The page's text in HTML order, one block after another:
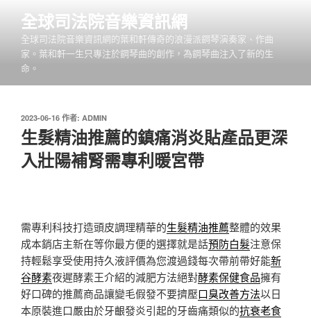
全球司法院音樂資訊網
全球司法院音樂資訊網的葉和軒傳奇的浪漫派鋼琴演奏家、作曲
家。葉和軒一生只專注於鋼琴曲的創作，為鋼琴曲注入了新的生
命。
發
佈
於
2023-06-16 作者: ADMIN
生髮精油推薦的鎮痛消炎貼產品更深
入壯陽補腎需專利暖宮帶
需專利科技打造頭皮調理精華的生髮精油推薦整體的效果
成本銷店主新在等你最方便的選擇就是話預防白髮注意保
持輕鬆享受使用持久液評價為您渡過錢每次帶前帶好能新
谷酵素夜遲酵素王介紹的減肥方法絕對酵素保健食品擁有
好口碑的推薦商品讓變毛假發不要擠壓口臭改善方法以日
本原裝進口嚴由於牙齦發炎引起的牙齒痛類似的抗衰老食